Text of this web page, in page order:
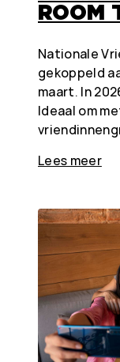
ROOM
Nationale
gekoppeld
maart. In
Ideaal om
Lees meer